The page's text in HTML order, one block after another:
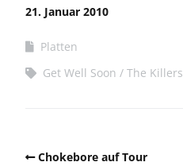
21. Januar 2010
Platten
Get Well Soon
The Killers
Chokebore auf Tour